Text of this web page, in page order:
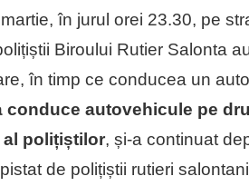
în jurul orei 23.30, pe
Biroului Rutier Salonta
în timp ce conducea un
conduce autovehicule pe
al polițiștilor, și-a continuat
de polițiștii rutieri